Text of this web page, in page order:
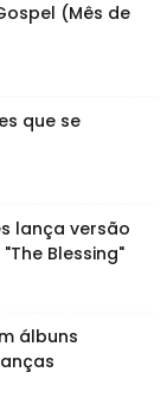
(Mês de
que se
lança versão
Blessing"
álbuns